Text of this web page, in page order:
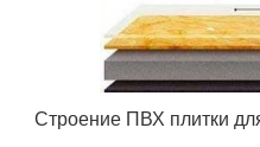
Строение ПВХ плитки